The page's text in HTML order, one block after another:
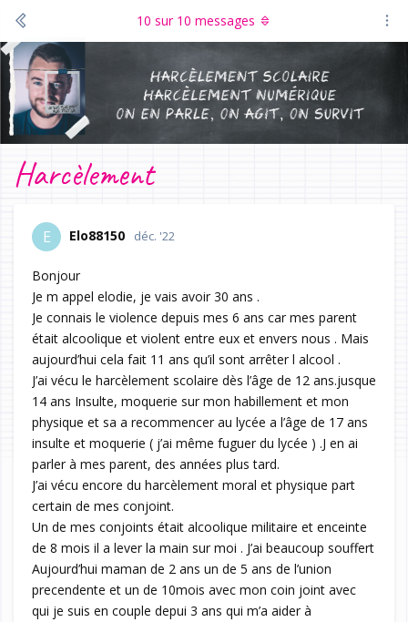
Harcèlement
10 sur 10 messages
E Elo88150 déc. '22
Bonjour
Je m appel elodie, je vais avoir 30 ans .
Je connais le violence depuis mes 6 ans car mes parent
était alcoolique et violent entre eux et envers nous . Mais
aujourd’hui cela fait 11 ans qu’il sont arrêter l alcool .
J’ai vécu le harcèlement scolaire dès l’âge de 12 ans.jusque
14 ans Insulte, moquerie sur mon habillement et mon
physique et sa a recommencer au lycée a l’âge de 17 ans
insulte et moquerie ( j’ai même fuguer du lycée ) .J en ai
parler à mes parent, des années plus tard.
J’ai vécu encore du harcèlement moral et physique part
certain de mes conjoint.
Un de mes conjoints était alcoolique militaire et enceinte
de 8 mois il a lever la main sur moi . J’ai beaucoup souffert
Aujourd’hui maman de 2 ans un de 5 ans de l’union
precendente et un de 10mois avec mon coin joint avec
qui je suis en couple depui 3 ans qui m’a aider à